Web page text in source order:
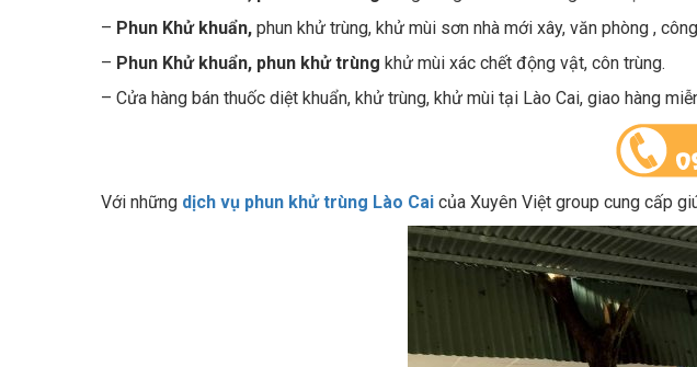
– Phun Khử khuẩn, phun khử trùngkhử mùi xác chết động vật, côn trùng.
– Cửa hàng bán thuốc diệt khuẩn, khử trùng, khử mùi tại Lào Cai, giao hàng
của Xuyên Việt group cung cấp